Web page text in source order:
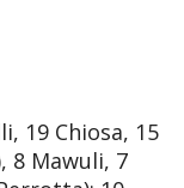
19 Chiosa, 15
8 Mawuli, 7